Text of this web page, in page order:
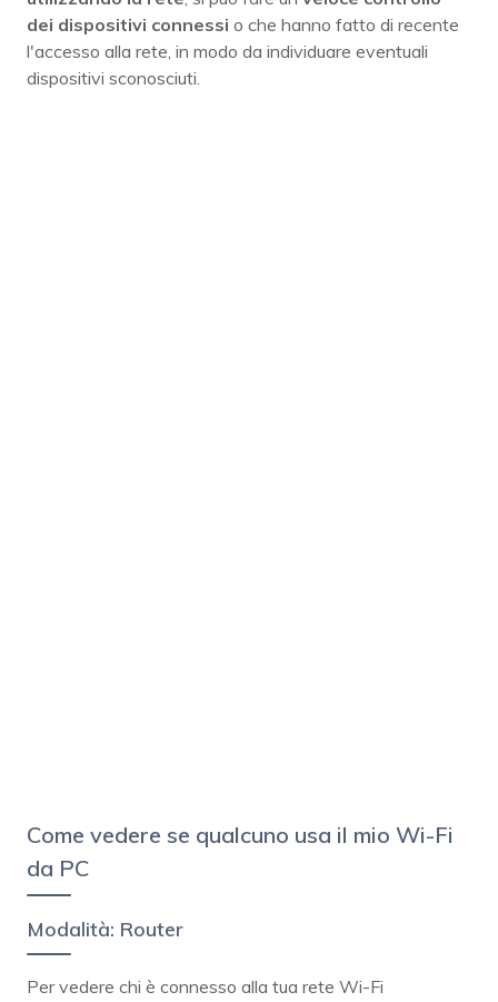
dei dispositivi connessi o che hanno fatto di recente
l'accesso alla rete, in modo da individuare eventuali
dispositivi sconosciuti.
Come vedere se qualcuno usa il mio Wi-Fi
da PC
Modalità: Router
Per vedere chi è connesso alla tua rete Wi-Fi